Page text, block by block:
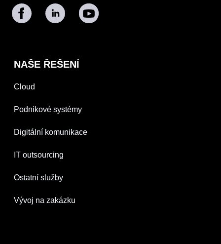
NAŠE ŘEŠENÍ
Cloud
Podnikové systémy
Digitální komunikace
IT outsourcing
Ostatní služby
Vývoj na zakázku